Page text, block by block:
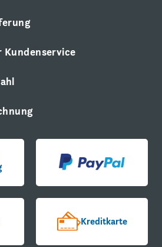
Kundenservice
Kreditkarte